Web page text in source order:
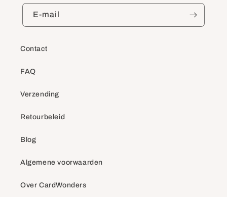
E‑mail
Contact
FAQ
Verzending
Retourbeleid
Blog
Algemene voorwaarden
Over CardWonders